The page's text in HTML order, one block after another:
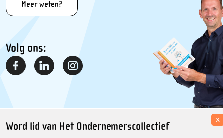
Meer weten?
Volg ons:
Disclaimer Over ons Contact
Sitemap
Word lid van Het Ondernemerscollectief
x